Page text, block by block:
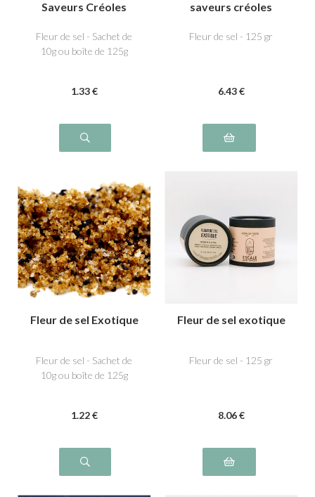
Saveurs Créoles
Fleur de sel - Sachet de
10g ou boîte de 125g
1.33 €
saveurs créoles
Fleur de sel - 125 gr
6.43 €
Fleur de sel Exotique
Fleur de sel - Sachet de
10g ou boîte de 125g
1.22 €
Fleur de sel exotique
Fleur de sel - 125 gr
8.06 €